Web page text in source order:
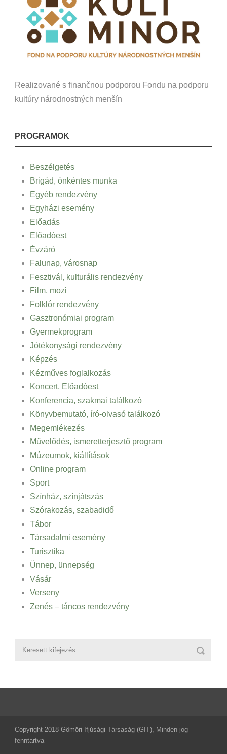
Realizované s finančnou podporou Fondu na podporu
kultúry národnostných menšín
PROGRAMOK
Beszélgetés
Brigád, önkéntes munka
Egyéb rendezvény
Egyházi esemény
Előadás
Előadóest
Évzáró
Falunap, városnap
Fesztivál, kulturális rendezvény
Film, mozi
Folklór rendezvény
Gasztronómiai program
Gyermekprogram
Jótékonysági rendezvény
Képzés
Kézműves foglalkozás
Koncert, Előadóest
Konferencia, szakmai találkozó
Könyvbemutató, író-olvasó találkozó
Megemlékezés
Művelődés, ismeretterjesztő program
Múzeumok, kiállítások
Online program
Sport
Színház, színjátszás
Szórakozás, szabadidő
Tábor
Társadalmi esemény
Turisztika
Ünnep, ünnepség
Vásár
Verseny
Zenés – táncos rendezvény
Copyright 2018 Gömöri Ifjúsági Társaság (GIT), Minden jog
fenntartva